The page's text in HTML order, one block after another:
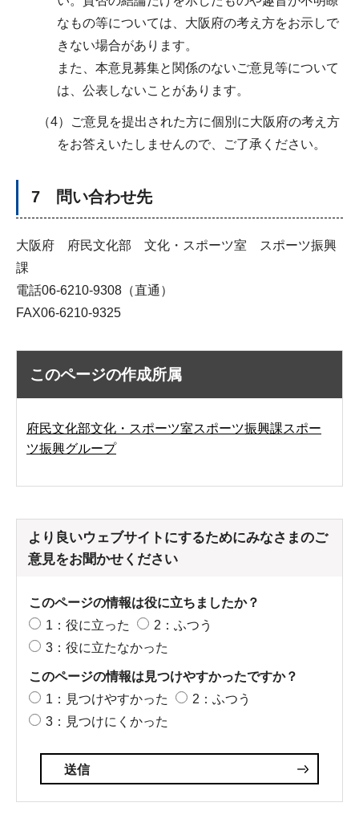
なもの等については、大阪府の考え方をお示しで
きない場合があります。
また、本意見募集と関係のないご意見等について
は、公表しないことがあります。
（4）ご意見を提出された方に個別に大阪府の考え方
をお答えいたしませんので、ご了承ください。
7 問い合わせ先
大阪府 府民文化部 文化・スポーツ室 スポーツ振興
課
電話06-6210-9308（直通）
FAX06-6210-9325
このページの作成所属
府民文化部文化・スポーツ室スポーツ振興課スポー
ツ振興グループ
より良いウェブサイトにするためにみなさまのご
意見をお聞かせください
このページの情報は役に立ちましたか？
1：役に立った
2：ふつう
3：役に立たなかった
このページの情報は見つけやすかったですか？
1：見つけやすかった
2：ふつう
3：見つけにくかった